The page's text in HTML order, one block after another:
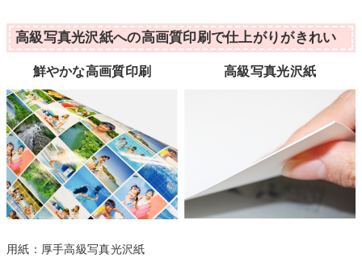
高級写真光沢紙への高画質印刷で仕上がりがきれい
鮮やかな高画質印刷 高級写真光沢紙
用紙：厚手高級写真光沢紙